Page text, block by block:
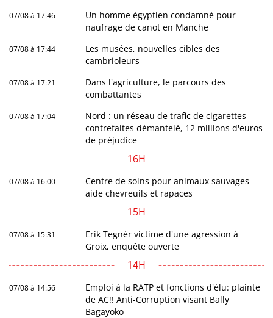
07/08 à 17:46
Un homme égyptien condamné pour
naufrage de canot en Manche
07/08 à 17:44
Les musées, nouvelles cibles des
cambrioleurs
07/08 à 17:21
Dans l'agriculture, le parcours des
combattantes
07/08 à 17:04
Nord : un réseau de trafic de cigarettes
contrefaites démantelé, 12 millions d'euros
de préjudice
16H
07/08 à 16:00
Centre de soins pour animaux sauvages
aide chevreuils et rapaces
15H
07/08 à 15:31
Erik Tegnér victime d'une agression à
Groix, enquête ouverte
14H
07/08 à 14:56
Emploi à la RATP et fonctions d'élu: plainte
de AC!! Anti-Corruption visant Bally
Bagayoko